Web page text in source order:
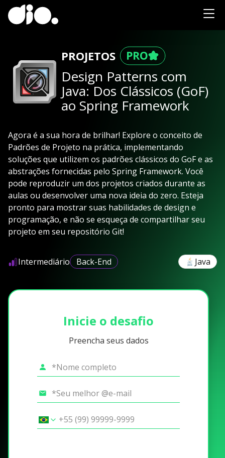
PROJETOS
Design Patterns com
Java: Dos Clássicos (GoF)
ao Spring Framework
Agora é a sua hora de brilhar! Explore o conceito de
Padrões de Projeto na prática, implementando
soluções que utilizem os padrões clássicos do GoF e as
abstrações fornecidas pelo Spring Framework. Você
pode reproduzir um dos projetos criados durante as
aulas ou desenvolver uma nova ideia do zero. Esteja
pronto para mostrar suas habilidades de design e
programação, e não se esqueça de compartilhar seu
projeto em seu repositório Git!
Intermediário Back-End Java
Inicie o desafio
Preencha seus dados